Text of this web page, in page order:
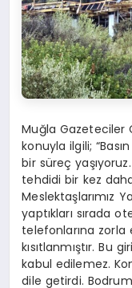
Muğla Gazeteciler
konuyla ilgili; “
bir süreç
tehdidi bir kez
Meslektaşlarımız
yaptıkları sırada
telefonlarına
kısıtlanmıştır. Bu
kabul edilemez.
dile getirdi.